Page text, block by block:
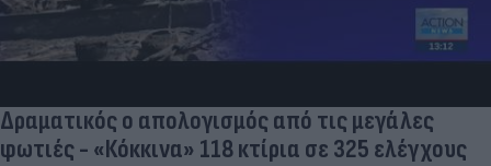
Δραματικός ο απολογισμός από τις μεγάλες
φωτιές - «Κόκκινα» 118 κτίρια σε 325 ελέγχους